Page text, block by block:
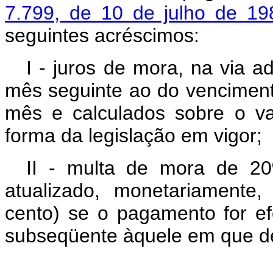
7.799, de 10 de julho de
seguintes acréscimos:
I - juros de mora, na via
mês seguinte ao do
mês e calculados sobre o
forma da legislação em vigor;
II - multa de mora de
atualizado,
cento) se o pagamento for
subseqüente àquele em que